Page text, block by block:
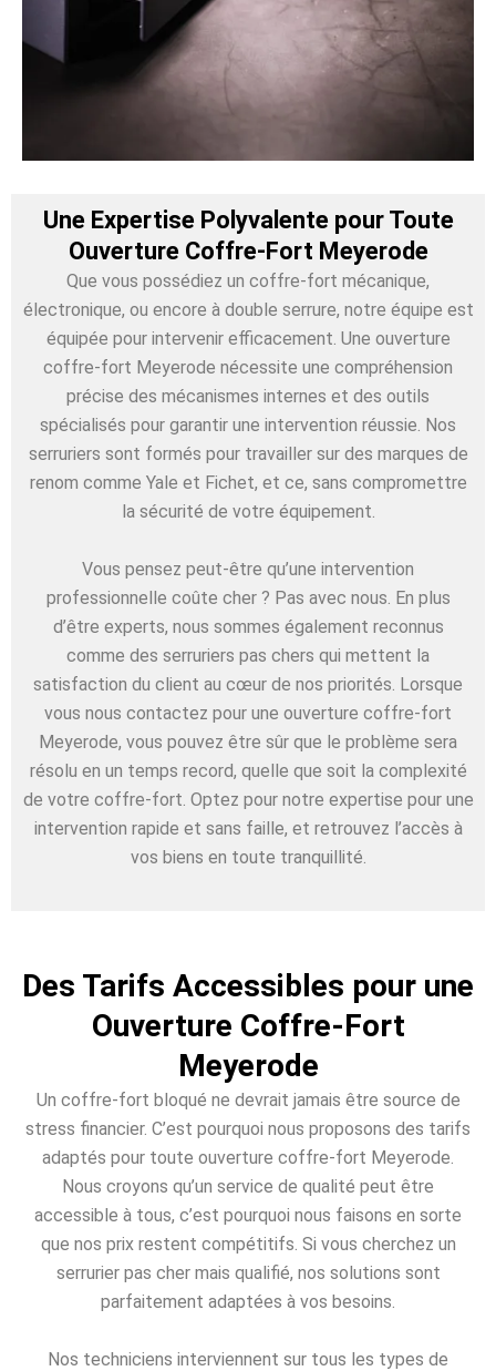
Une Expertise Polyvalente pour Toute
Ouverture Coffre-Fort Meyerode
Que vous possédiez un coffre-fort mécanique,
électronique, ou encore à double serrure, notre équipe est
équipée pour intervenir efficacement. Une ouverture
coffre-fort Meyerode nécessite une compréhension
précise des mécanismes internes et des outils
spécialisés pour garantir une intervention réussie. Nos
serruriers sont formés pour travailler sur des marques de
renom comme Yale et Fichet, et ce, sans compromettre
la sécurité de votre équipement.
Vous pensez peut-être qu’une intervention
professionnelle coûte cher ? Pas avec nous. En plus
d’être experts, nous sommes également reconnus
comme des serruriers pas chers qui mettent la
satisfaction du client au cœur de nos priorités. Lorsque
vous nous contactez pour une ouverture coffre-fort
Meyerode, vous pouvez être sûr que le problème sera
résolu en un temps record, quelle que soit la complexité
de votre coffre-fort. Optez pour notre expertise pour une
intervention rapide et sans faille, et retrouvez l’accès à
vos biens en toute tranquillité.
Des Tarifs Accessibles pour une
Ouverture Coffre-Fort
Meyerode
Un coffre-fort bloqué ne devrait jamais être source de
stress financier. C’est pourquoi nous proposons des tarifs
adaptés pour toute ouverture coffre-fort Meyerode.
Nous croyons qu’un service de qualité peut être
accessible à tous, c’est pourquoi nous faisons en sorte
que nos prix restent compétitifs. Si vous cherchez un
serrurier pas cher mais qualifié, nos solutions sont
parfaitement adaptées à vos besoins.
Nos techniciens interviennent sur tous les types de